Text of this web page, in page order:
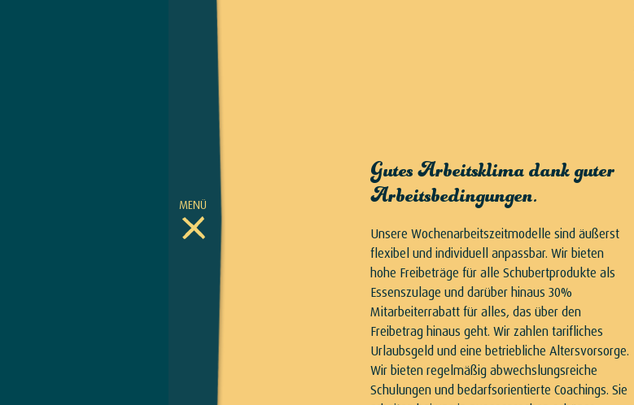
MENÜ
Gutes Arbeitsklima dank guter
Arbeitsbedingungen.
Unsere Wochenarbeitszeitmodelle sind äußerst
flexibel und individuell anpassbar. Wir bieten
hohe Freibeträge für alle Schubertprodukte als
Essenszulage und darüber hinaus 30%
Mitarbeiterrabatt für alles, das über den
Freibetrag hinaus geht. Wir zahlen tarifliches
Urlaubsgeld und eine betriebliche Altersvorsorge.
Wir bieten regelmäßig abwechslungsreiche
Schulungen und bedarfsorientierte Coachings. Sie